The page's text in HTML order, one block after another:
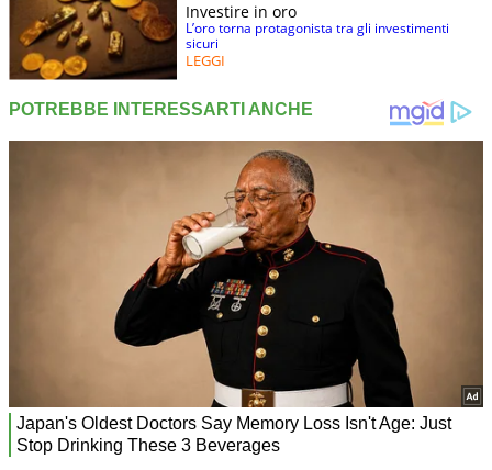
Investire in oro
L’oro torna protagonista tra gli investimenti
sicuri
LEGGI